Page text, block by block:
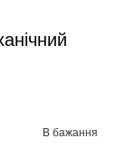
В бажання